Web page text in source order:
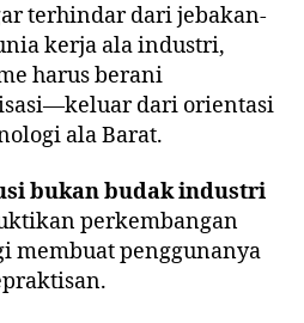
terhindar dari jebakan-
kerja ala industri,
harus berani
dari orientasi
ala Barat.
bukan budak industri
perkembangan
membuat penggunanya